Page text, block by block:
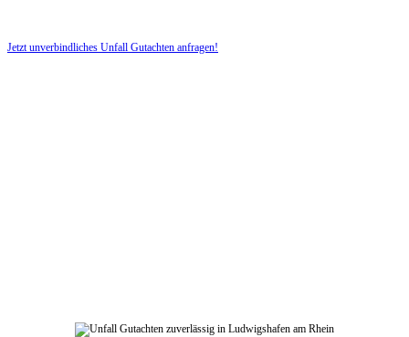
Jetzt unverbindliches Unfall Gutachten anfragen!